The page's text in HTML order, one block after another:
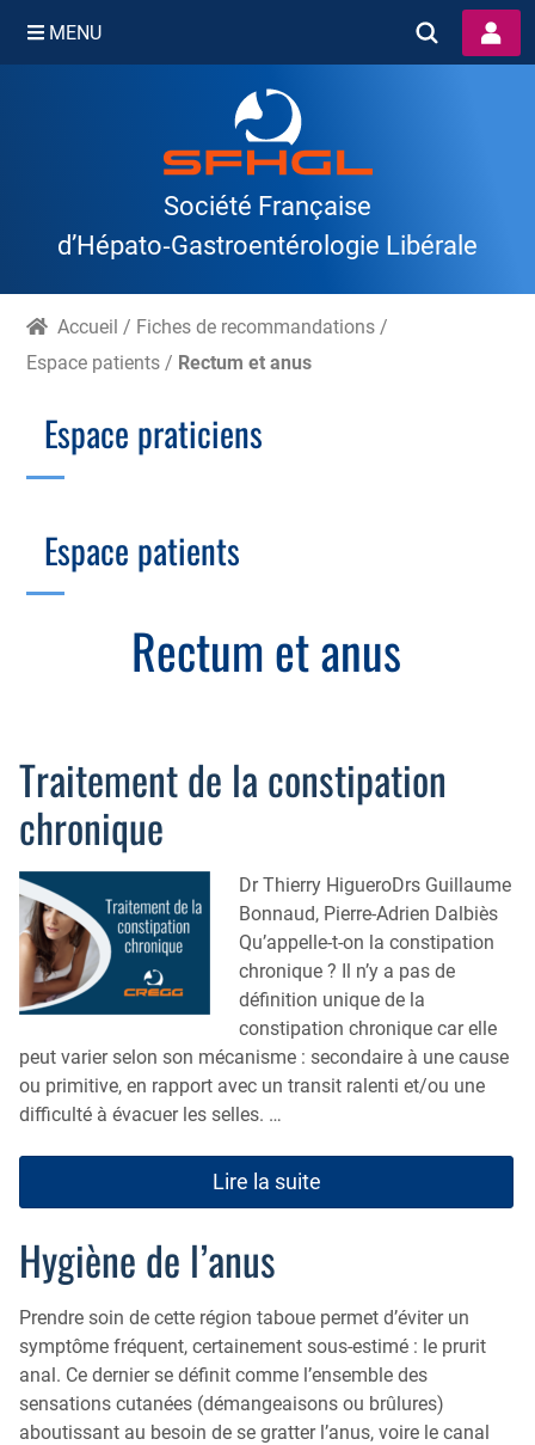
Skip
MENU
Société Française
d’Hépato‑Gastroentérologie Libérale
Accueil / Fiches de recommandations /
Espace patients / Rectum et anus
Rectum et anus
Traitement de la constipation
chronique
Dr Thierry HigueroDrs Guillaume
Bonnaud, Pierre-Adrien Dalbiès
Qu’appelle-t-on la constipation
chronique ? Il n’y a pas de
définition unique de la
constipation chronique car elle
peut varier selon son mécanisme : secondaire à une cause
ou primitive, en rapport avec un transit ralenti et/ou une
difficulté à évacuer les selles. …
Lire la suite
Hygiène de l’anus
Prendre soin de cette région taboue permet d’éviter un
symptôme fréquent, certainement sous-estimé : le prurit
anal. Ce dernier se définit comme l’ensemble des
sensations cutanées (démangeaisons ou brûlures)
aboutissant au besoin de se gratter l’anus, voire le canal
Espace praticiens
Échographie
Gastro-pédiatrie
Motricité
Nutrition
Proctologie
Cellule d’Aide à la Recherche Clinique
Cotation des actes, lien avec les syndicats
Espace patients
Pancréas
Rectum et anus
Tube digestif
Annuaire
Colobox
My MICI Book
Qu’est-ce que la coloscopie ?